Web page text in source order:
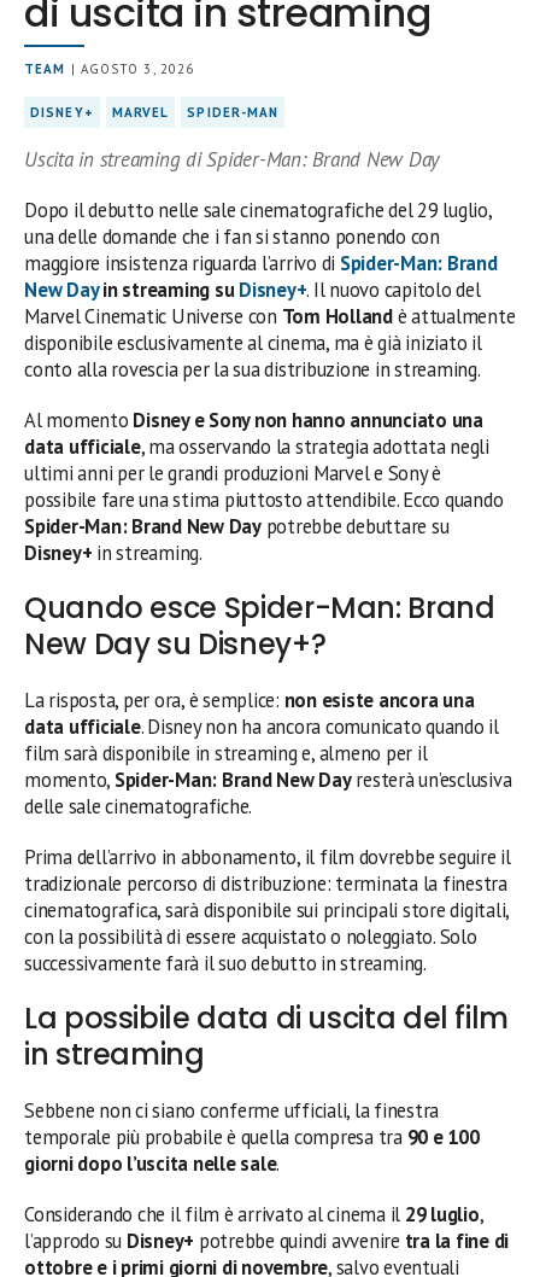
di uscita in streaming
TEAM | AGOSTO 3, 2026
DISNEY+ MARVEL SPIDER-MAN
Uscita in streaming di Spider-Man: Brand New Day
Dopo il debutto nelle sale cinematografiche del 29 luglio,
una delle domande che i fan si stanno ponendo con
maggiore insistenza riguarda l’arrivo di Spider-Man: Brand
New Dayin streaming suDisney+. Il nuovo capitolo del
Marvel Cinematic Universe con Tom Hollandè attualmente
disponibile esclusivamente al cinema, ma è già iniziato il
conto alla rovescia per la sua distribuzione in streaming.
Al momento Disney e Sony non hanno annunciato una
data ufficiale, ma osservando la strategia adottata negli
ultimi anni per le grandi produzioni Marvel e Sony è
possibile fare una stima piuttosto attendibile. Ecco quando
Spider-Man: Brand New Daypotrebbe debuttare su
Disney+ in streaming.
Quando esce Spider-Man: Brand
New Day su Disney+?
La risposta, per ora, è semplice: non esiste ancora una
data ufficiale. Disney non ha ancora comunicato quando il
film sarà disponibile in streaming e, almeno per il
momento, Spider-Man: Brand New Dayresterà un’esclusiva
delle sale cinematografiche.
Prima dell’arrivo in abbonamento, il film dovrebbe seguire il
tradizionale percorso di distribuzione: terminata la finestra
cinematografica, sarà disponibile sui principali store digitali,
con la possibilità di essere acquistato o noleggiato. Solo
successivamente farà il suo debutto in streaming.
La possibile data di uscita del film
in streaming
Sebbene non ci siano conferme ufficiali, la finestra
temporale più probabile è quella compresa tra 90 e 100
giorni dopo l’uscita nelle sale.
Considerando che il film è arrivato al cinema il 29 luglio,
l’approdo su Disney+ potrebbe quindi avvenire tra la fine di
ottobre e i primi giorni di novembre, salvo eventuali